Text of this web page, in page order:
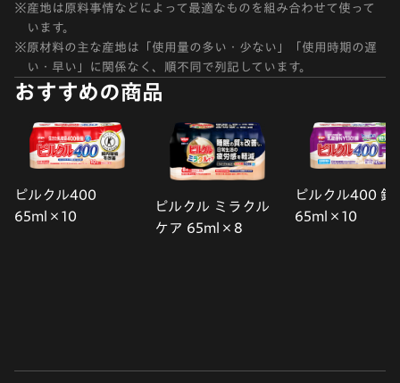
※産地は原料事情などによって最適なものを組み合わせて使って
います。
※原材料の主な産地は「使用量の多い・少ない」「使用時期の遅
い・早い」に関係なく、順不同で列記しています。
おすすめの商品
ピルクル400
65ml×10
ピルクル ミラクル
ケア 65ml×8
ピルクル400 鉄
65ml×10